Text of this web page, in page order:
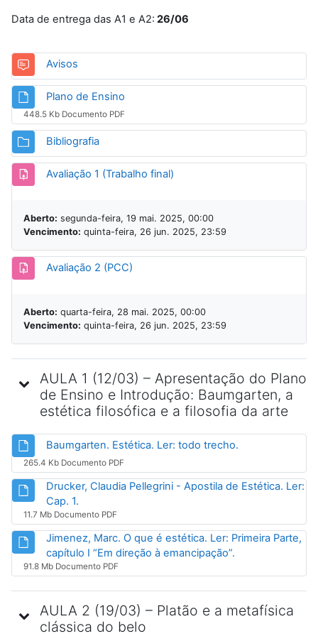
Data de entrega das A1 e A2: 26/06
Avisos
Plano de Ensino
448.5 Kb Documento PDF
BibliografiaPasta
Avaliação 1 (Trabalho final)
Aberto: segunda-feira, 19 mai. 2025, 00:00
Vencimento: quinta-feira, 26 jun. 2025, 23:59
Avaliação 2 (PCC)
Aberto: quarta-feira, 28 mai. 2025, 00:00
Vencimento: quinta-feira, 26 jun. 2025, 23:59
AULA 1 (12/03) – Apresentação do Plano
de Ensino e Introdução: Baumgarten, a
estética filosófica e a filosofia da arte
Baumgarten. Estética. Ler: todo trecho.
265.4 Kb Documento PDF
Drucker, Claudia Pellegrini - Apostila de Estética. Ler:
Cap. 1.
11.7 Mb Documento PDF
Jimenez, Marc. O que é estética. Ler: Primeira Parte,
capítulo I “Em direção à emancipação”.
91.8 Mb Documento PDF
AULA 2 (19/03) – Platão e a metafísica
clássica do belo